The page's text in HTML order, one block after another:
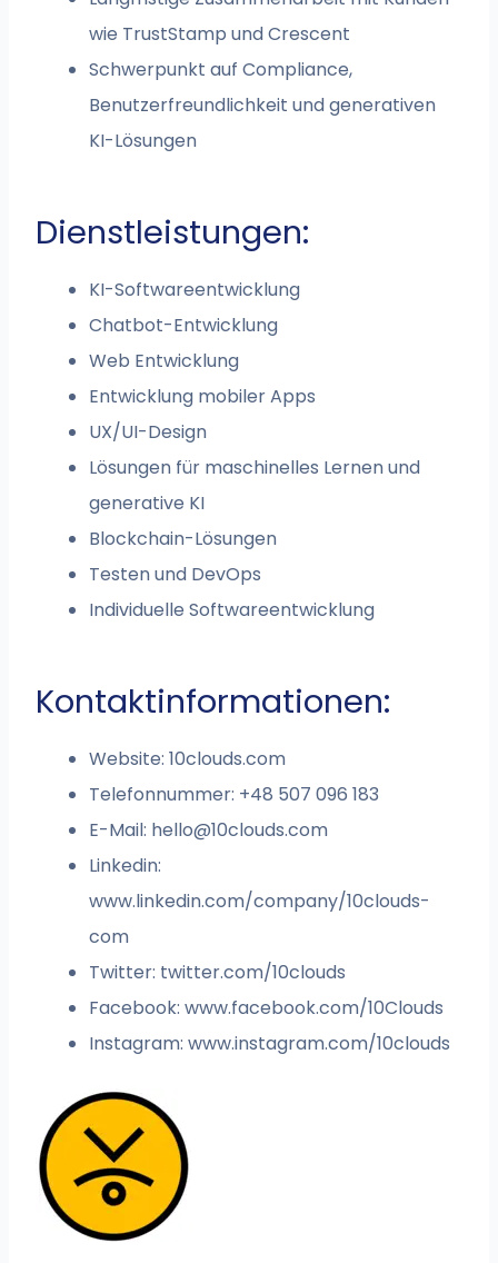
wie TrustStamp und Crescent
Schwerpunkt auf Compliance,
Benutzerfreundlichkeit und generativen
KI-Lösungen
Dienstleistungen:
KI-Softwareentwicklung
Chatbot-Entwicklung
Web Entwicklung
Entwicklung mobiler Apps
UX/UI-Design
Lösungen für maschinelles Lernen und
generative KI
Blockchain-Lösungen
Testen und DevOps
Individuelle Softwareentwicklung
Kontaktinformationen:
Website: 10clouds.com
Telefonnummer: +48 507 096 183
E-Mail: hello@10clouds.com
Linkedin:
www.linkedin.com/company/10clouds-
com
Twitter: twitter.com/10clouds
Facebook: www.facebook.com/10Clouds
Instagram: www.instagram.com/10clouds